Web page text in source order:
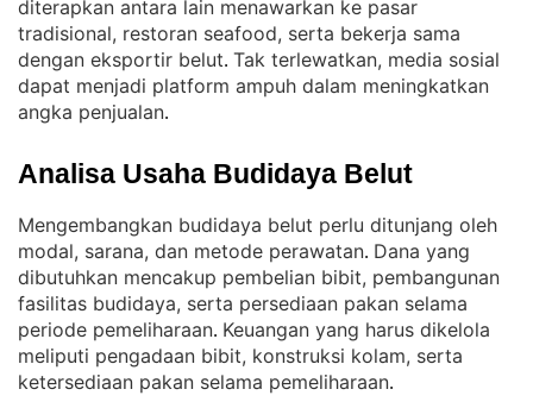
diterapkan antara lain menawarkan ke pasar
tradisional, restoran seafood, serta bekerja sama
dengan eksportir belut. Tak terlewatkan, media sosial
dapat menjadi platform ampuh dalam meningkatkan
angka penjualan.
Analisa Usaha Budidaya Belut
Mengembangkan budidaya belut perlu ditunjang oleh
modal, sarana, dan metode perawatan. Dana yang
dibutuhkan mencakup pembelian bibit, pembangunan
fasilitas budidaya, serta persediaan pakan selama
periode pemeliharaan. Keuangan yang harus dikelola
meliputi pengadaan bibit, konstruksi kolam, serta
ketersediaan pakan selama pemeliharaan.